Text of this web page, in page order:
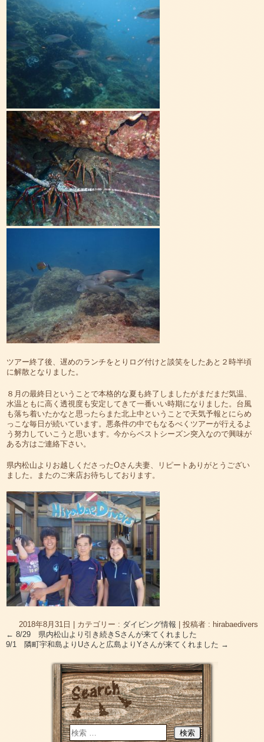
ツアー終了後、遅めのランチをとりログ付けと談笑をしたあと２時半頃
に解散となりました。
８月の最終日ということで本格的な夏も終了しましたがまだまだ気温、
水温ともに高く透視度も安定してきて一番いい時期になりました。台風
も落ち着いたかなと思ったらまた北上中ということで天気予報とにらめ
っこな毎日が続いています。悪条件の中でもなるべくツアーが行えるよ
う努力していこうと思います。今からベストシーズン突入なので興味が
ある方はご連絡下さい。
県内松山よりお越しくださったOさん夫妻、リピートありがとうござい
ました。またのご来店お待ちしております。
2018年8月31日 カテゴリー : ダイビング情報
投稿者 : hirabaedivers
← 8/29 県内松山より引き続きSさんが来てくれました
9/1 隣町宇和島よりUさんと広島よりYさんが来てくれました →